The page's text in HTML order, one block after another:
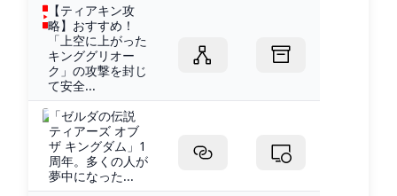
【ティアキン攻
略】おすすめ！
「上空に上がった
キンググリオー
ク」の攻撃を封じ
て安全...
「ゼルダの伝説
ティアーズ オブ
ザ キングダム」1
周年。多くの人が
夢中になった...